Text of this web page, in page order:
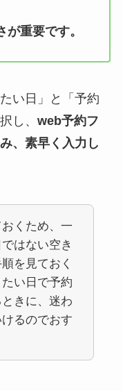
重要です。
い日」と「予約
し、 web予約フ
、素早く入力し
くため、一
はない空き
を見ておく
い日で予約
きに、迷わ
るのでおす